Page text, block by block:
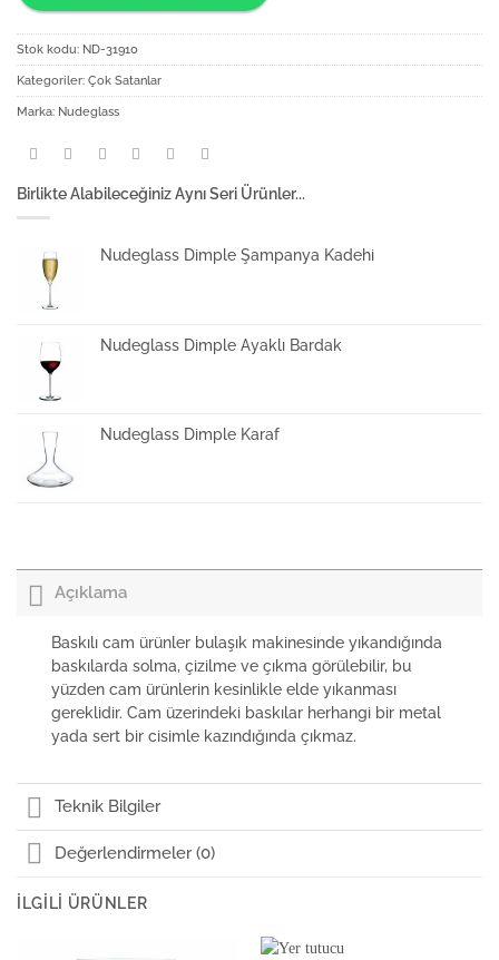
Stok kodu: ND-31910
Kategoriler: Çok Satanlar
Marka: Nudeglass
Birlikte Alabileceğiniz Aynı Seri Ürünler...
Nudeglass Dimple Şampanya Kadehi
Nudeglass Dimple Ayaklı Bardak
Nudeglass Dimple Karaf
Nudeglass Dimple Çok Amaçlı Kadeh
Açıklama
Baskılı cam ürünler bulaşık makinesinde yıkandığında
baskılarda solma, çizilme ve çıkma görülebilir, bu
yüzden cam ürünlerin kesinlikle elde yıkanması
gereklidir. Cam üzerindeki baskılar herhangi bir metal
yada sert bir cisimle kazındığında çıkmaz.
Teknik Bilgiler
Değerlendirmeler (0)
İLGILI ÜRÜNLER